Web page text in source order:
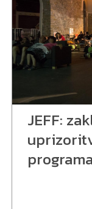
JEFF:
programa